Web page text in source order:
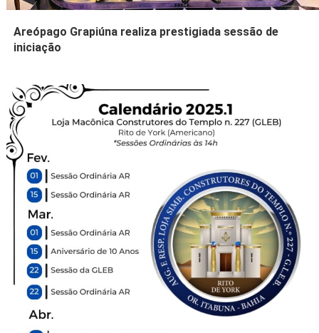
Areópago Grapiúna realiza prestigiada sessão de
iniciação